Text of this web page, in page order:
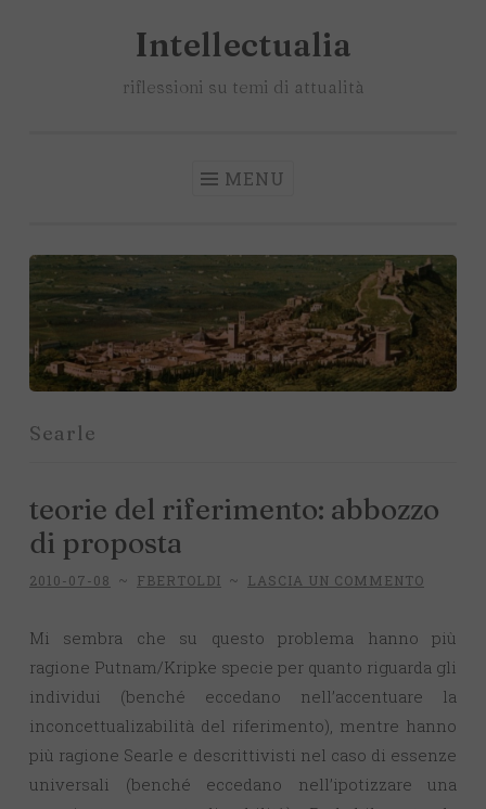
Intellectualia
riflessioni su temi di attualità
MENU
Searle
teorie del riferimento: abbozzo
di proposta
2010-07-08 ~ FBERTOLDI ~ LASCIA UN COMMENTO
Mi sembra che su questo problema hanno più
ragione Putnam/Kripke specie per quanto riguarda gli
individui (benché eccedano nell’accentuare la
inconcettualizabilità del riferimento), mentre hanno
più ragione Searle e descrittivisti nel caso di essenze
universali (benché eccedano nell’ipotizzare una